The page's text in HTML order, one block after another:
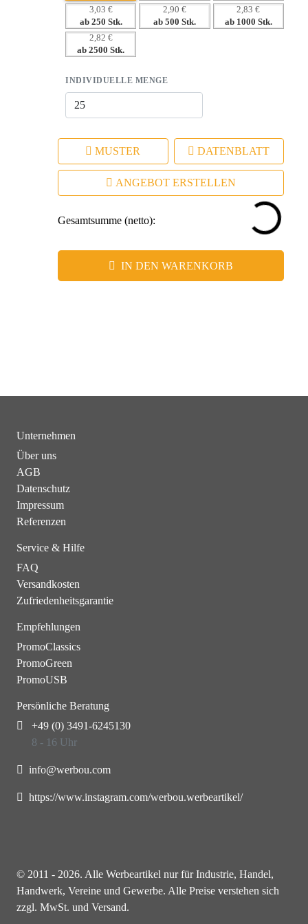
– Perfekt für Veranstaltungen oder als Dankeschön für treue
3,03 €
ab 250 Stk.
2,90 €
ab 500 Stk.
2,83 €
ab 1000 Stk.
2,82 €
ab 2500 Stk.
INDIVIDUELLE MENGE
MUSTER DATENBLATT
ANGEBOT ERSTELLEN
Gesamtsumme (netto):
IN DEN WARENKORB
Unternehmen
Über uns
AGB
Datenschutz
Impressum
Referenzen
Service & Hilfe
FAQ
Versandkosten
Zufriedenheitsgarantie
Empfehlungen
PromoClassics
PromoGreen
PromoUSB
Persönliche Beratung
+49 (0) 3491-6245130
8 - 16 Uhr
info@werbou.com
https://www.instagram.com/werbou.werbeartikel/
© 2011 - 2026. Alle Werbeartikel nur für Industrie, Handel,
Handwerk, Vereine und Gewerbe. Alle Preise verstehen sich
zzgl. MwSt. und Versand.